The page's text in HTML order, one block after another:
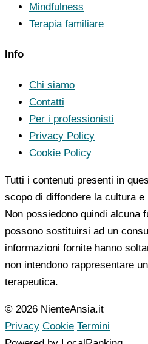
Mindfulness
Terapia familiare
Info
Chi siamo
Contatti
Per i professionisti
Privacy Policy
Cookie Policy
Tutti i contenuti presenti in
scopo di diffondere la cultura
Non possiedono quindi alcuna
possono sostituirsi ad un
informazioni fornite hanno
non intendono rappresentare
terapeutica.
© 2026 NienteAnsia.it
Privacy Cookie Termini